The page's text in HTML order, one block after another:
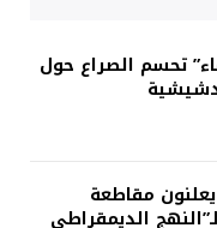
تحسم الصراع حول
مقاطعة
الديمقراطي